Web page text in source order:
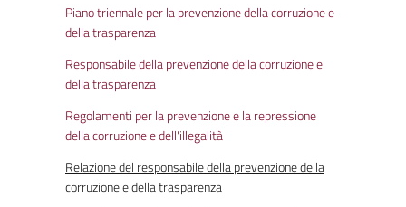
Piano triennale per la prevenzione della corruzione e
della trasparenza
Responsabile della prevenzione della corruzione e
della trasparenza
Regolamenti per la prevenzione e la repressione
della corruzione e dell'illegalità
Relazione del responsabile della prevenzione della
corruzione e della trasparenza